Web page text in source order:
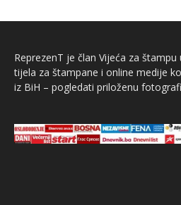
ReprezenT je član Vijeća za
tijela za štampane i online medije
iz BiH – pogledati priloženu